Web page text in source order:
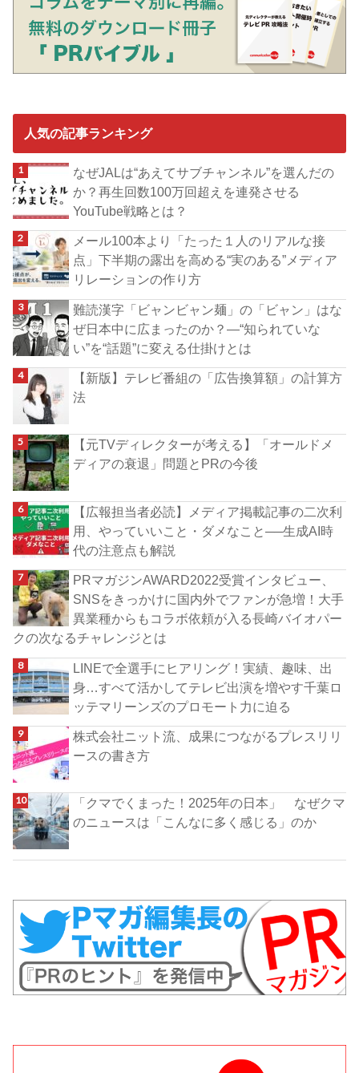
人気の記事ランキング
なぜJALは“あえてサブチャンネル”を選んだの
か？再生回数100万回超えを連発させる
YouTube戦略とは？
メール100本より「たった１人のリアルな接
点」下半期の露出を高める“実のある”メディア
リレーションの作り方
難読漢字「ビャンビャン麺」の「ビャン」はな
ぜ日本中に広まったのか？―“知られていな
い”を“話題”に変える仕掛けとは
【新版】テレビ番組の「広告換算額」の計算方
法
【元TVディレクターが考える】「オールドメ
ディアの衰退」問題とPRの今後
【広報担当者必読】メディア掲載記事の二次利
用、やっていいこと・ダメなこと──生成AI時
代の注意点も解説
PRマガジンAWARD2022受賞インタビュー、
SNSをきっかけに国内外でファンが急増！大手
異業種からもコラボ依頼が入る長崎バイオパー
クの次なるチャレンジとは
LINEで全選手にヒアリング！実績、趣味、出
身…すべて活かしてテレビ出演を増やす千葉ロ
ッテマリーンズのプロモート力に迫る
株式会社ニット流、成果につながるプレスリリ
ースの書き方
「クマでくまった！2025年の日本」 なぜクマ
のニュースは「こんなに多く感じる」のか